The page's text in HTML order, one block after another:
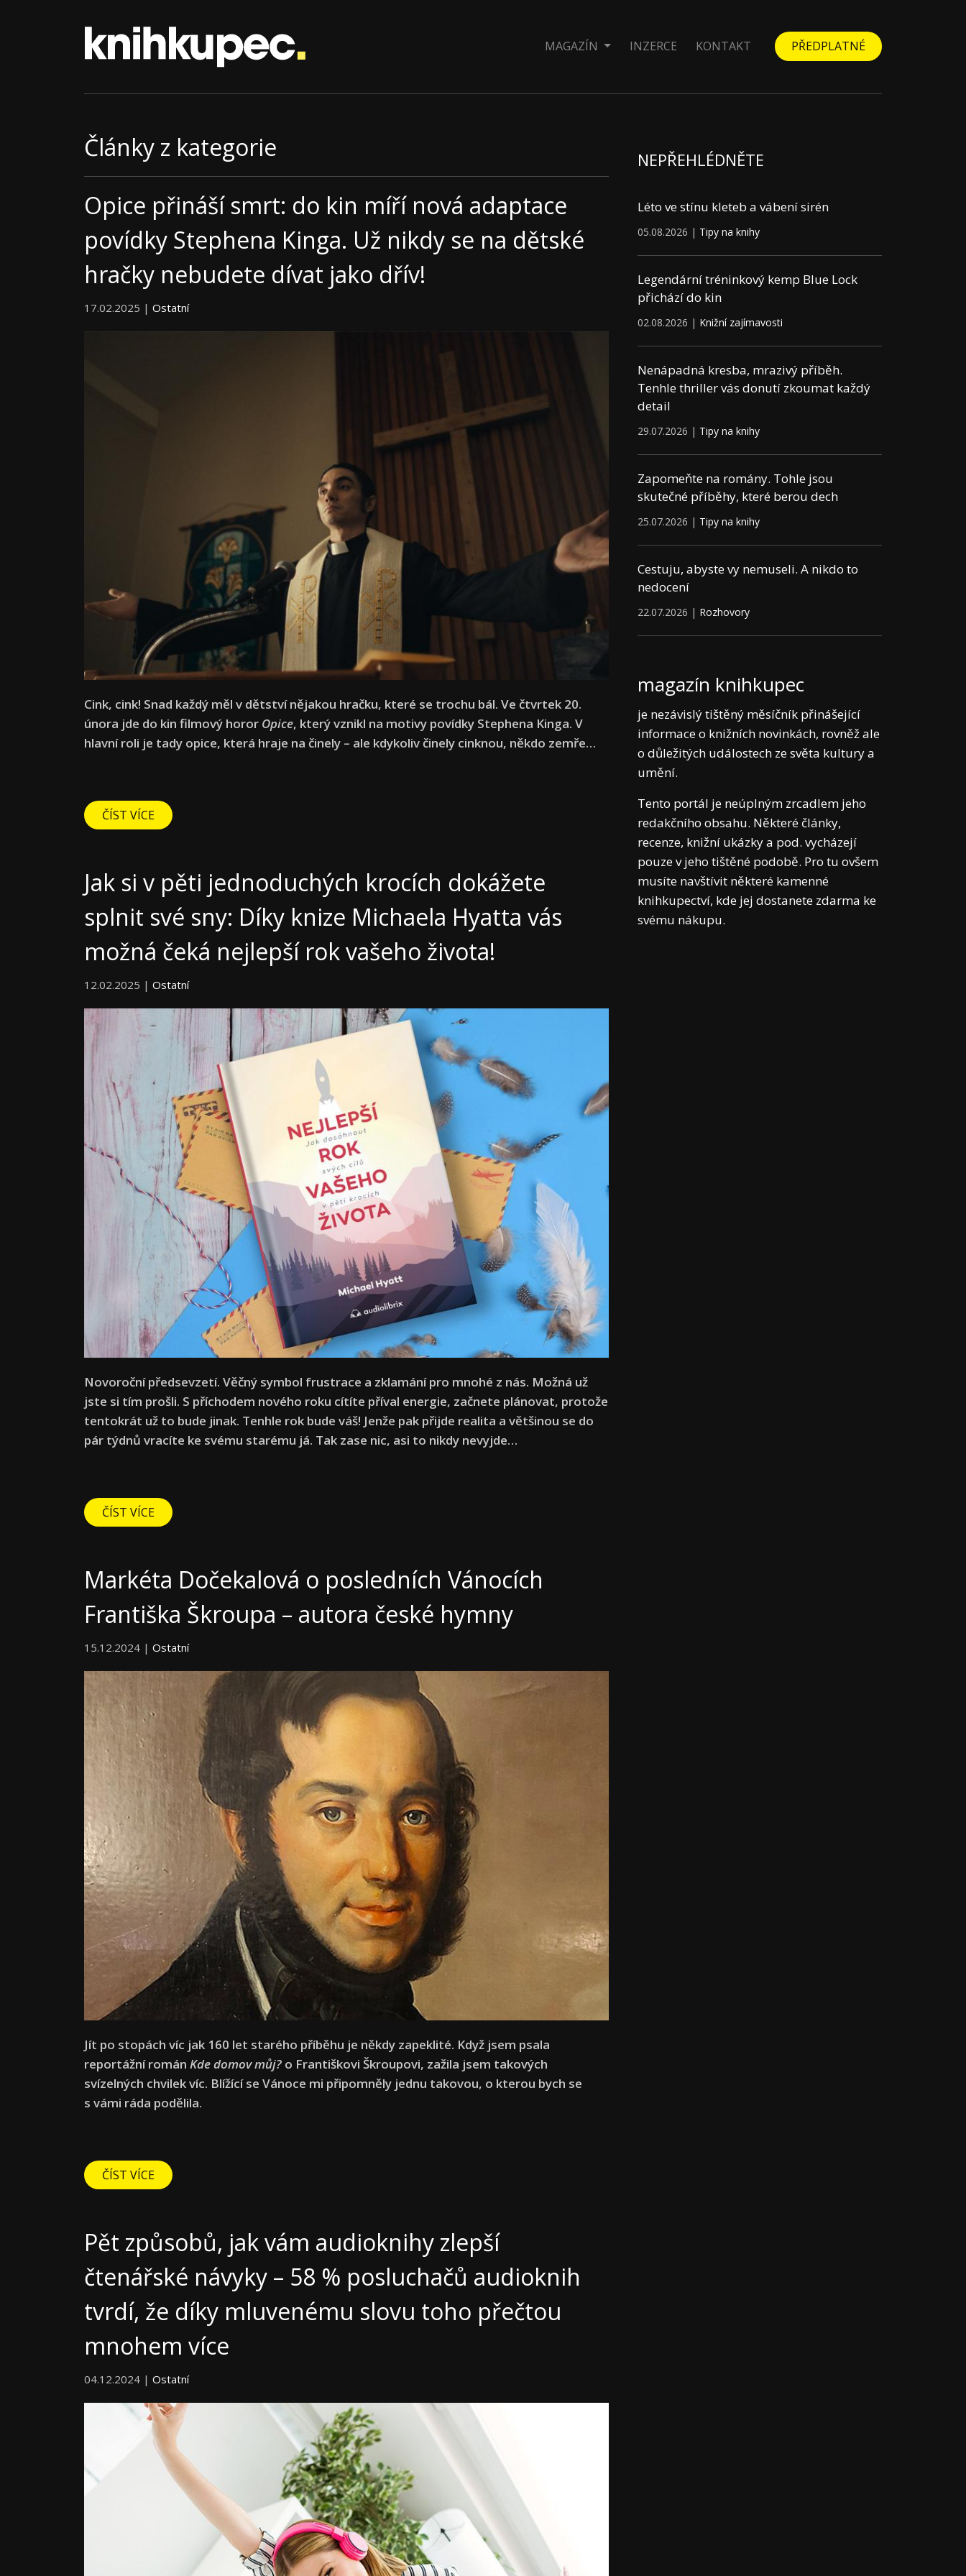
MAGAZÍN INZERCE KONTAKT PŘEDPLATNÉ
Články z kategorie
Opice přináší smrt: do kin míří nová adaptace
povídky Stephena Kinga. Už nikdy se na dětské
hračky nebudete dívat jako dřív!
17.02.2025 | Ostatní
Cink, cink! Snad každý měl v dětství nějakou hračku, které se trochu bál. Ve čtvrtek 20.
února jde do kin filmový horor Opice, který vznikl na motivy povídky Stephena Kinga. V
hlavní roli je tady opice, která hraje na činely – ale kdykoliv činely cinknou, někdo zemře…
ČÍST VÍCE
Jak si v pěti jednoduchých krocích dokážete
splnit své sny: Díky knize Michaela Hyatta vás
možná čeká nejlepší rok vašeho života!
12.02.2025 | Ostatní
Novoroční předsevzetí. Věčný symbol frustrace a zklamání pro mnohé z nás. Možná už
jste si tím prošli. S příchodem nového roku cítíte příval energie, začnete plánovat, protože
tentokrát už to bude jinak. Tenhle rok bude váš! Jenže pak přijde realita a většinou se do
pár týdnů vracíte ke svému starému já. Tak zase nic, asi to nikdy nevyjde…
ČÍST VÍCE
Markéta Dočekalová o posledních Vánocích
Františka Škroupa – autora české hymny
15.12.2024 | Ostatní
Jít po stopách víc jak 160 let starého příběhu je někdy zapeklité. Když jsem psala
reportážní román Kde domov můj? o Františkovi Škroupovi, zažila jsem takových
svízelných chvilek víc. Blížící se Vánoce mi připomněly jednu takovou, o kterou bych se
s vámi ráda podělila.
ČÍST VÍCE
Pět způsobů, jak vám audioknihy zlepší
čtenářské návyky – 58 % posluchačů audioknih
tvrdí, že díky mluvenému slovu toho přečtou
mnohem více
04.12.2024 | Ostatní
NEPŘEHLÉDNĚTE
Léto ve stínu kleteb a vábení sirén
05.08.2026 | Tipy na knihy
Legendární tréninkový kemp Blue Lock
přichází do kin
02.08.2026 | Knižní zajímavosti
Nenápadná kresba, mrazivý příběh.
Tenhle thriller vás donutí zkoumat každý
detail
29.07.2026 | Tipy na knihy
Zapomeňte na romány. Tohle jsou
skutečné příběhy, které berou dech
25.07.2026 | Tipy na knihy
Cestuju, abyste vy nemuseli. A nikdo to
nedocení
22.07.2026 | Rozhovory
magazín knihkupec
je nezávislý tištěný měsíčník přinášející
informace o knižních novinkách, rovněž ale
o důležitých událostech ze světa kultury a
umění.
Tento portál je neúplným zrcadlem jeho
redakčního obsahu. Některé články,
recenze, knižní ukázky a pod. vycházejí
pouze v jeho tištěné podobě. Pro tu ovšem
musíte navštívit některé kamenné
knihkupectví, kde jej dostanete zdarma ke
svému nákupu.